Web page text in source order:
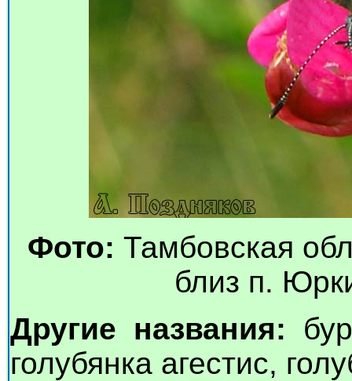
Фото: Тамбовская
близ п.
Другие названия:
голубянка агестис,